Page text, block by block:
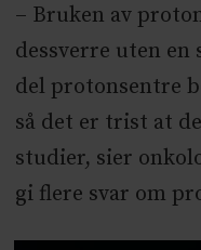
– Bruken av
dessverre uten en
del protonsentre
så det er trist at
studier, sier
gi flere svar om